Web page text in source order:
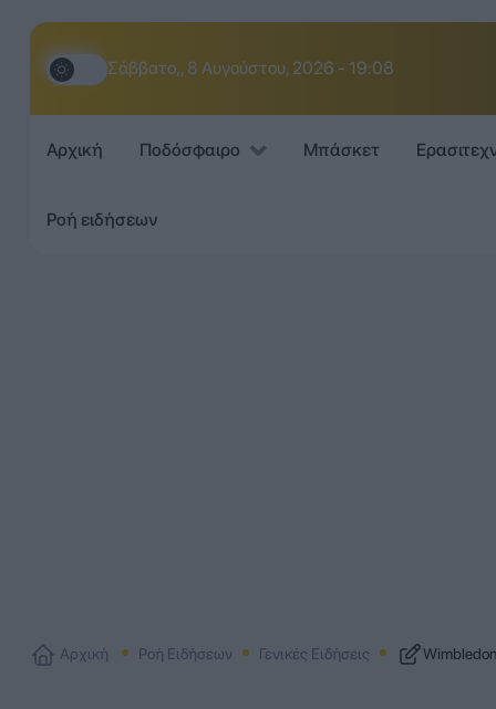
Σάββατο,, 8 Αυγούστου, 2026 - 19:08
Αρχική Ποδόσφαιρο Μπάσκετ
Ροή ειδήσεων
Αρχική Ροή Ειδήσεων Γενικές Ειδήσεις